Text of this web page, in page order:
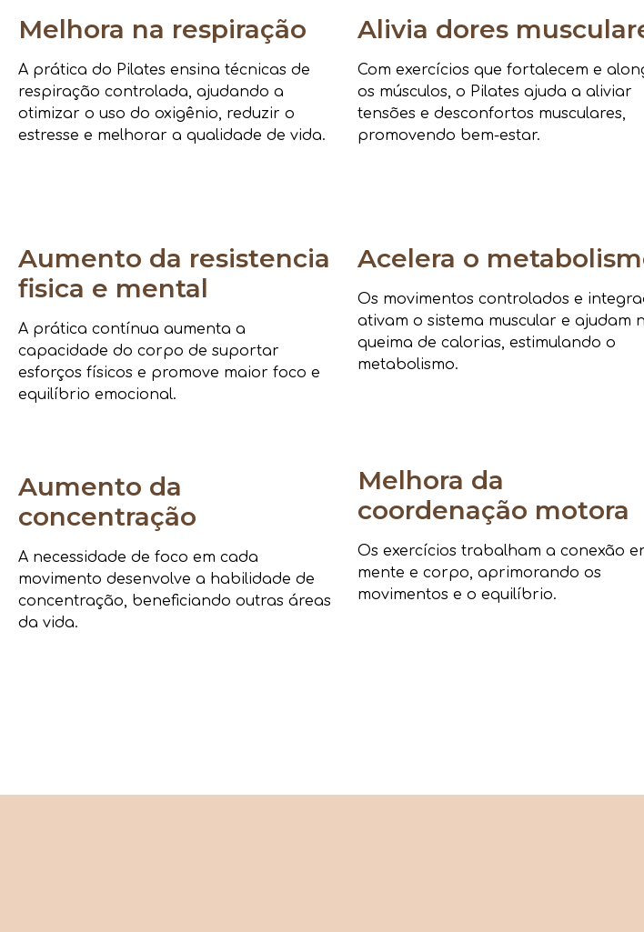
Melhora na respiração
A prática do Pilates ensina técnicas de
respiração controlada, ajudando a
otimizar o uso do oxigênio, reduzir o
estresse e melhorar a qualidade de vida.
Alivia dores
Com exercícios que fortalecem e
os músculos, o Pilates ajuda a aliviar
tensões e desconfortos musculares,
promovendo bem-estar.
Aumento da resistencia
fisica e mental
A prática contínua aumenta a
capacidade do corpo de suportar
esforços físicos e promove maior foco e
equilíbrio emocional.
Acelera o
Os movimentos controlados e
ativam o sistema muscular e ajudam
queima de calorias, estimulando o
metabolismo.
Aumento da
concentração
A necessidade de foco em cada
movimento desenvolve a habilidade de
concentração, beneficiando outras áreas
da vida.
Melhora da
coordenação motora
Os exercícios trabalham a conexão
mente e corpo, aprimorando os
movimentos e o equilíbrio.